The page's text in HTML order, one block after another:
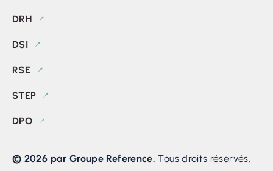
DRH
DSI
RSE
STEP
DPO
© 2026 par Groupe Reference.Tous droits réservés.